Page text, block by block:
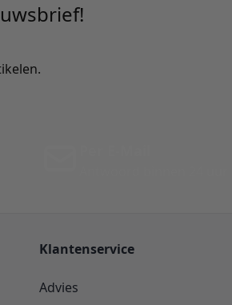
Klantenservice
Advies